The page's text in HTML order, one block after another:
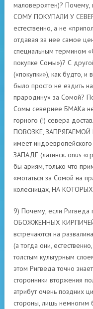
маловероятен)?
СОМУ ПОКУПАЛИ У
естественно, а не
отдавая за нее самое
специальным термином
покупке Сомы»)? С
(«покупки»), как будто,
было просто не ездить
прародину» за Сомой?
Сомы севернее БМАКа
горного (!) севера
ПОВОЗКЕ, ЗАПРЯГАЕМОЙ
имеет
ЗАПАДЕ (латинск. onus
бы ариям, только что
«мотаться за Сомой на
колесницах, НА
9) Почему, если
ОБОЖЖЕННЫХ КИРПИЧЕЙ,
встречаются на
(а тогда они,
толстым культурным
этом Ригведа точно
сторонники вторжения
атрибут очень поздних
стороны, лишь